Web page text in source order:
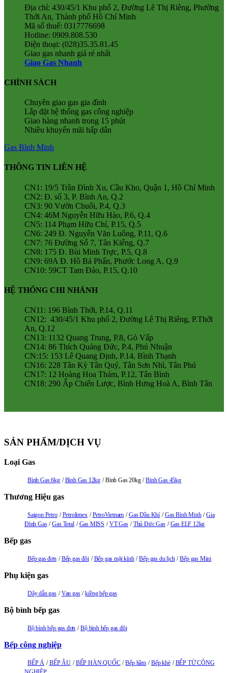
Địa chỉ: 430/45/1 Khu phố 2, Đường Lê Thị Riêng, Phường
Thới An, Thành phố Hồ Chí Minh
Mã số thuế: 0317776698
Hotline: 0909.808.530
Điện thoại: (028)35.35.81.45
Giao gas nhanh giá rẻ nhất
Giao Gas Nhanh
CHÍNH SÁCH
Chuyên giao gas gia đình
Lắp đặt hệ thống gas công nghiệp
Giao hàng nhanh trong 15 phút
Nhiều khuyến mãi hấp dẫn
Gas Bình Minh
THÔNG TIN LIÊN HỆ
CN1: 19/5 Trần Đình Xu, Cầu Kho, Quận 1, Hồ Chí Minh
CN2: Đ. số 3, P. Bình An, Q.2
CN3: 90 Vườn Chuối, P.4, Q.3
CN4: 46M Nguyễn Hữu Hào, P.6, Q.4
CN5: 114 Phạm Hữu Chí, P.15, Q.5
CN6: 249 Đ. Nguyễn Văn Luông, P.11, Q.6
CN7: 76 Đường Số 7, Tân Kiểng, Q.7
CN8: 175 Đ. Bùi Minh Trực, P.5, Q.8
CN9: 69A Đ. Hồ Bá Phấn, Phước Long A, Q.9
CN10: 59CT Tam Đảo, P.15, Q.10
HỆ THỐNG CHI NHÁNH
CN11: 196 Bình Thới, P.14, Q.11
CN12: 430/45/1 Khu phố 2, Đường Lê Thị Riêng, P.Thới
An, Q.12
CN13: 1132 Quang Trung, P.8, Gò Vấp
CN14: 86 Thích Quảng Đức, P.4, Phú Nhuận
CN:15: 153 Lê Quang Định, P.14, Bình Thạnh
CN16: 228 Tân Kỳ Tân Quý, Tân Sơn Nhì, Tân Phú
CN17: 12 Hoàng Hoa Thám, P.12, Tân Bình
CN18: 290 Ấp Chiến Lược, Bình Hưng Hoà A, Bình Tân
SẢN PHẨM/DỊCH VỤ
Loại Gas
Bình Gas 6kg Bình Gas 12kg Bình Gas 20kg Bình Gas 45kg
Thương Hiệu gas
Saigon Petro Petrolimex PetroVietnam Gas Dầu Khí Gas Bình Minh
Gia
Đình Gas
Gas Total Gas MISS VT Gas Thủ Đức Gas Gas ELF 12kg
Bếp gas
Bếp gas đơn Bếp gas đôi Bếp gas mặt kính Bếp gas du lịch Bếp gas Mini
Phụ kiện gas
Dây dẫn gas Van gas kiềng bếp gas
Bộ bình bếp gas
Bộ bình bếp gas đơn Bộ bình bếp gas đôi
Bếp công nghiệp
BẾP Á BẾP ÂU BẾP HÀN QUỐC Bếp hầm Bếp khè
BẾP TỪ CÔNG